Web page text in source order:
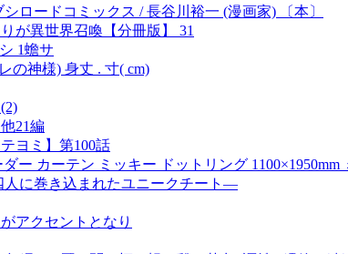
ロードコミックス / 長谷川裕一 (漫画家) 〔本〕
が異世界召喚【分冊版】 31
1蟾サ
の神様) 身丈 . 寸( cm)
21編
ヨミ】第100話
ー カーテン ミッキー ドットリング
に巻き込まれたユニークチート―
アクセントとなり